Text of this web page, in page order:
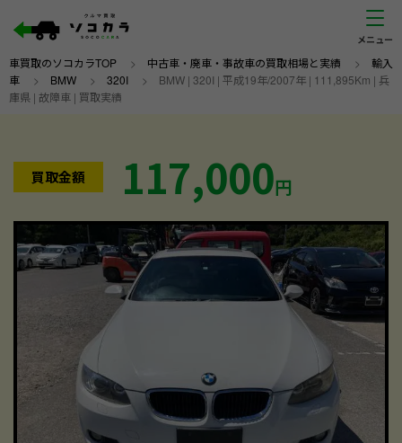
車買取のソコカラTOP > 中古車・廃車・事故車の買取相場と実績 > 輸入
車 > BMW > 320I > BMW | 320I | 平成19年/2007年 | 111,895Km | 兵
庫県 | 故障車 | 買取実績
買取金額 117,000円